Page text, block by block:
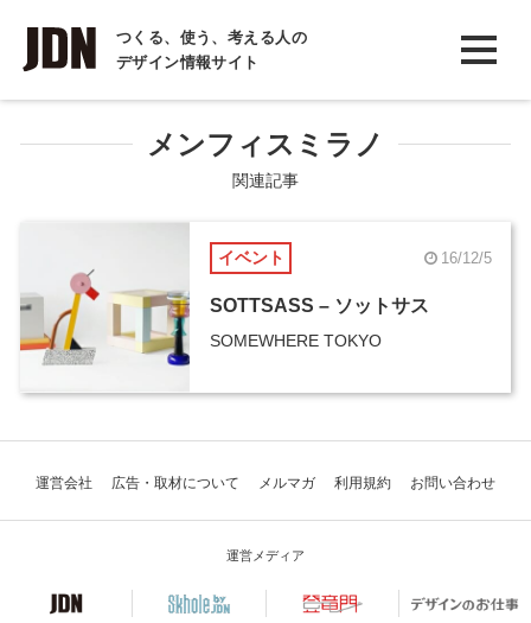
つくる、使う、考える人の
デザイン情報サイト
INTERVIEW
インタビュー
REPORT
COLUMN
メンフィスミラノ
関連記事
イベント 16/12/5
SOTTSASS – ソットサス
SOMEWHERE TOKYO
運営会社 広告・取材について メルマガ 利用規約 お問い合わせ
運営メディア